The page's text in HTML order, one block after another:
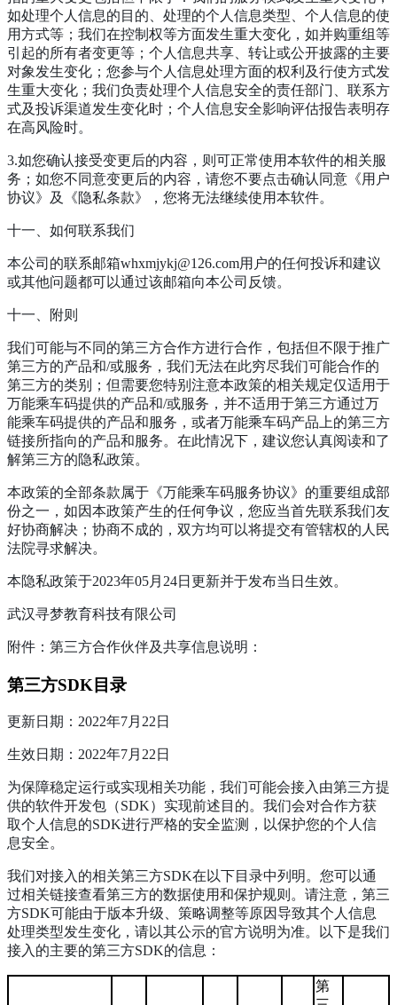
如处理个人信息的目的、处理的个人信息类型、个人信息的使
用方式等；我们在控制权等方面发生重大变化，如并购重组等
引起的所有者变更等；个人信息共享、转让或公开披露的主要
对象发生变化；您参与个人信息处理方面的权利及行使方式发
生重大变化；我们负责处理个人信息安全的责任部门、联系方
式及投诉渠道发生变化时；个人信息安全影响评估报告表明存
在高风险时。
3.如您确认接受变更后的内容，则可正常使用本软件的相关服
务；如您不同意变更后的内容，请您不要点击确认同意《用户
协议》及《隐私条款》，您将无法继续使用本软件。
十一、如何联系我们
本公司的联系邮箱whxmjykj@126.com用户的任何投诉和建议
或其他问题都可以通过该邮箱向本公司反馈。
十一、附则
我们可能与不同的第三方合作方进行合作，包括但不限于推广
第三方的产品和/或服务，我们无法在此穷尽我们可能合作的
第三方的类别；但需要您特别注意本政策的相关规定仅适用于
万能乘车码提供的产品和/或服务，并不适用于第三方通过万
能乘车码提供的产品和服务，或者万能乘车码产品上的第三方
链接所指向的产品和服务。在此情况下，建议您认真阅读和了
解第三方的隐私政策。
本政策的全部条款属于《万能乘车码服务协议》的重要组成部
份之一，如因本政策产生的任何争议，您应当首先联系我们友
好协商解决；协商不成的，双方均可以将提交有管辖权的人民
法院寻求解决。
本隐私政策于2023年05月24日更新并于发布当日生效。
武汉寻梦教育科技有限公司
附件：第三方合作伙伴及共享信息说明：
第三方SDK目录
更新日期：2022年7月22日
生效日期：2022年7月22日
为保障稳定运行或实现相关功能，我们可能会接入由第三方提
供的软件开发包（SDK）实现前述目的。我们会对合作方获
取个人信息的SDK进行严格的安全监测，以保护您的个人信
息安全。
我们对接入的相关第三方SDK在以下目录中列明。您可以通
过相关链接查看第三方的数据使用和保护规则。请注意，第三
方SDK可能由于版本升级、策略调整等原因导致其个人信息
处理类型发生变化，请以其公示的官方说明为准。以下是我们
接入的主要的第三方SDK的信息：
第